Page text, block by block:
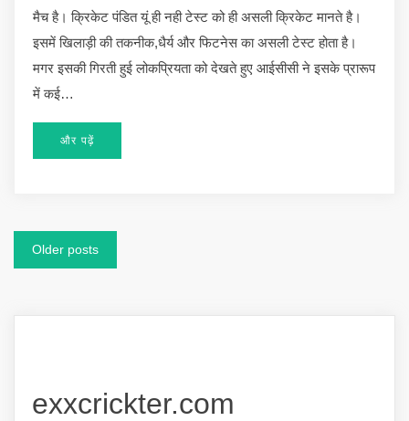
मैच है। क्रिकेट पंडित यूं ही नही टेस्ट को ही असली क्रिकेट मानते है।
इसमें खिलाड़ी की तकनीक,धैर्य और फिटनेस का असली टेस्ट होता है।
मगर इसकी गिरती हुई लोकप्रियता को देखते हुए आईसीसी ने इसके प्रारूप
में कई…
और पढ़ें
Posts
Older posts
exxcrickter.com